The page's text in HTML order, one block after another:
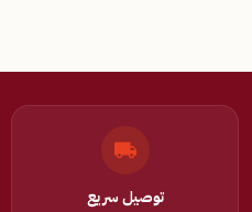
توصيل سريع